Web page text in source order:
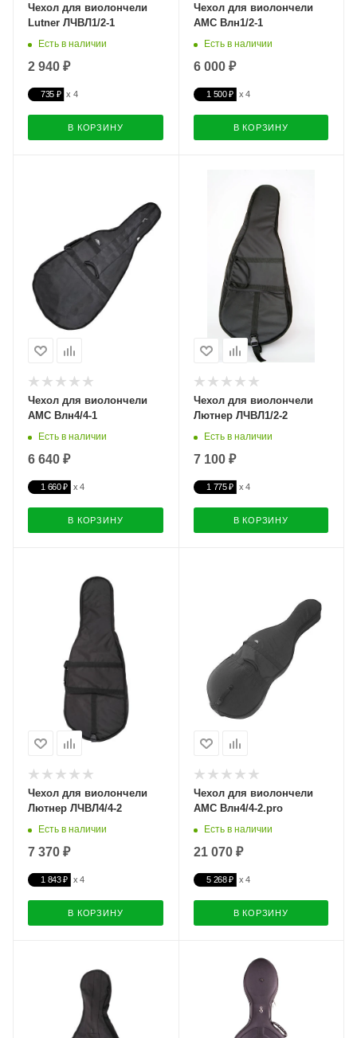
Чехол для виолончели
Lutner ЛЧВЛ1/2-1
Есть в наличии
2 940 ₽
735 ₽
В КОРЗИНУ
Чехол для виолончели
АМС Влн1/2-1
Есть в наличии
6 000 ₽
1 500 ₽
В КОРЗИНУ
Чехол для виолончели
АМС Влн4/4-1
Есть в наличии
6 640 ₽
1 660 ₽
В КОРЗИНУ
Чехол для виолончели
Лютнер ЛЧВЛ1/2-2
Есть в наличии
7 100 ₽
1 775 ₽
В КОРЗИНУ
Чехол для виолончели
Лютнер ЛЧВЛ4/4-2
Есть в наличии
7 370 ₽
1 843 ₽
В КОРЗИНУ
Чехол для виолончели
АМС Влн4/4-2.pro
Есть в наличии
21 070 ₽
5 268 ₽
В КОРЗИНУ